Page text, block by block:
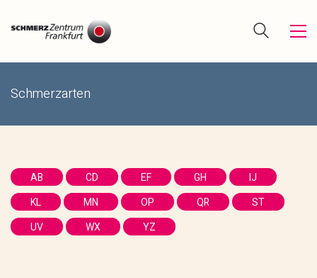
Schmerzarten
AB CD EF GH
IJ
KL
MN OP QR
ST
UV
WX YZ